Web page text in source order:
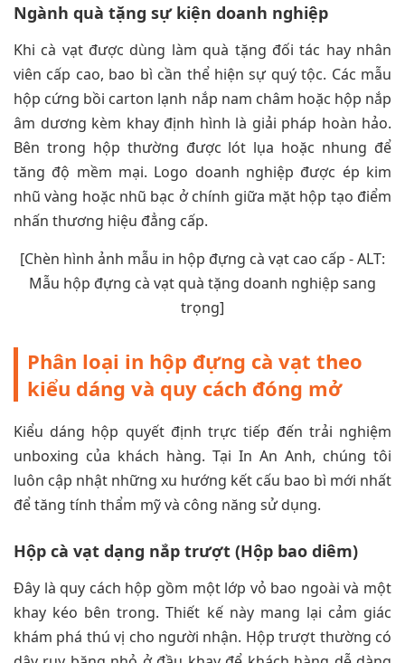
Ngành quà tặng sự kiện doanh nghiệp
Khi cà vạt được dùng làm quà tặng đối tác hay nhân
viên cấp cao, bao bì cần thể hiện sự quý tộc. Các mẫu
hộp cứng bồi carton lạnh nắp nam châm hoặc hộp nắp
âm dương kèm khay định hình là giải pháp hoàn hảo.
Bên trong hộp thường được lót lụa hoặc nhung để
tăng độ mềm mại. Logo doanh nghiệp được ép kim
nhũ vàng hoặc nhũ bạc ở chính giữa mặt hộp tạo điểm
nhấn thương hiệu đẳng cấp.
[Chèn hình ảnh mẫu in hộp đựng cà vạt cao cấp - ALT:
Mẫu hộp đựng cà vạt quà tặng doanh nghiệp sang
trọng]
Phân loại in hộp đựng cà vạt theo
kiểu dáng và quy cách đóng mở
Kiểu dáng hộp quyết định trực tiếp đến trải nghiệm
unboxing của khách hàng. Tại In An Anh, chúng tôi
luôn cập nhật những xu hướng kết cấu bao bì mới nhất
để tăng tính thẩm mỹ và công năng sử dụng.
Hộp cà vạt dạng nắp trượt (Hộp bao diêm)
Đây là quy cách hộp gồm một lớp vỏ bao ngoài và một
khay kéo bên trong. Thiết kế này mang lại cảm giác
khám phá thú vị cho người nhận. Hộp trượt thường có